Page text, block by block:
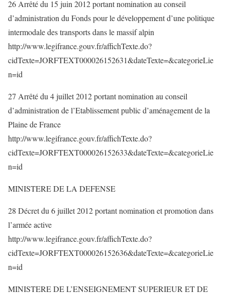
26 Arrêté du 15 juin 2012 portant nomination au conseil
d’administration du Fonds pour le développement d’une politique
intermodale des transports dans le massif alpin
http://www.legifrance.gouv.fr/affichTexte.do?
cidTexte=JORFTEXT000026152631&dateTexte=&categorieLie
n=id
27 Arrêté du 4 juillet 2012 portant nomination au conseil
d’administration de l’Etablissement public d’aménagement de la
Plaine de France
http://www.legifrance.gouv.fr/affichTexte.do?
cidTexte=JORFTEXT000026152633&dateTexte=&categorieLie
n=id
MINISTERE DE LA DEFENSE
28 Décret du 6 juillet 2012 portant nomination et promotion dans
l’armée active
http://www.legifrance.gouv.fr/affichTexte.do?
cidTexte=JORFTEXT000026152636&dateTexte=&categorieLie
n=id
MINISTERE DE L’ENSEIGNEMENT SUPERIEUR ET DE